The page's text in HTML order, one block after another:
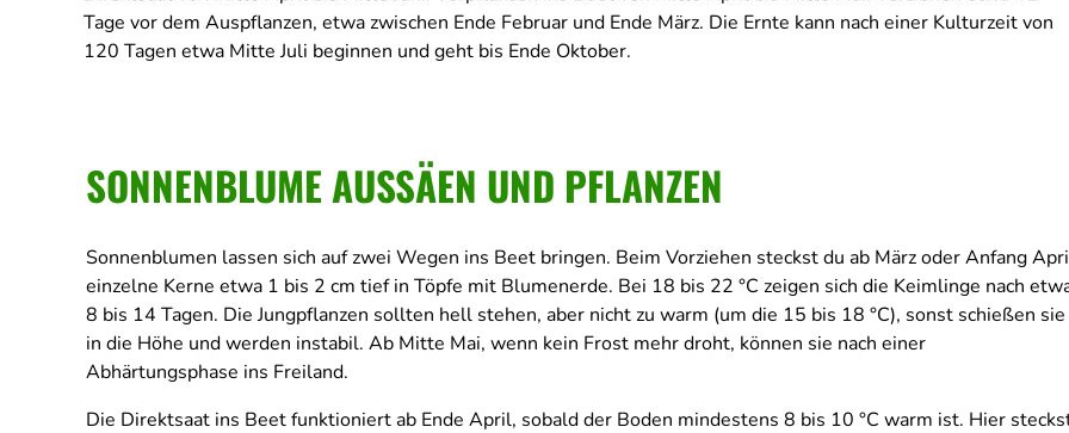
Tage vor dem Auspflanzen, etwa zwischen Ende Februar und Ende März. Die Ernte kann nach einer Kulturzeit von
120 Tagen etwa Mitte Juli beginnen und geht bis Ende Oktober.
SONNENBLUME AUSSÄEN UND PFLANZEN
Sonnenblumen lassen sich auf zwei Wegen ins Beet bringen. Beim Vorziehen steckst du ab März oder Anfang
einzelne Kerne etwa 1 bis 2 cm tief in Töpfe mit Blumenerde. Bei 18 bis 22 °C zeigen sich die Keimlinge nach
8 bis 14 Tagen. Die Jungpflanzen sollten hell stehen, aber nicht zu warm (um die 15 bis 18 °C), sonst schießen sie
in die Höhe und werden instabil. Ab Mitte Mai, wenn kein Frost mehr droht, können sie nach einer
Abhärtungsphase ins Freiland.
Die Direktsaat ins Beet funktioniert ab Ende April, sobald der Boden mindestens 8 bis 10 °C warm ist. Hier